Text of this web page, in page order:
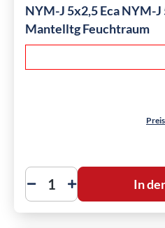
NYM-J 5x2,5 Eca NYM-J
Mantelltg Feuchtraum
In